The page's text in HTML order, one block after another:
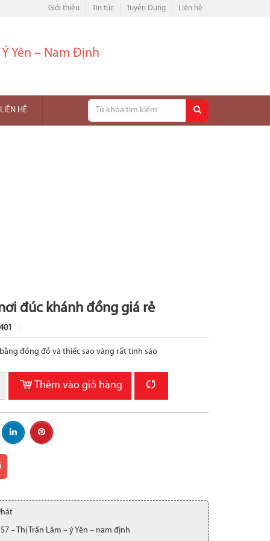
Giới thiệu Tin tức Tuyển Dụng Liên hệ
Yên – Nam Định
LIÊN HỆ
đúc khánh đồng giá rẻ
đồng đỏ và thiếc sao vàng rất tinh sảo
Thêm vào giỏ hàng
– Thị Trấn Lâm – ý Yên – nam định